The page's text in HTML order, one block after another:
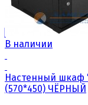
В наличии
Настенный шкаф
(570*450) ЧЁРНЫЙ